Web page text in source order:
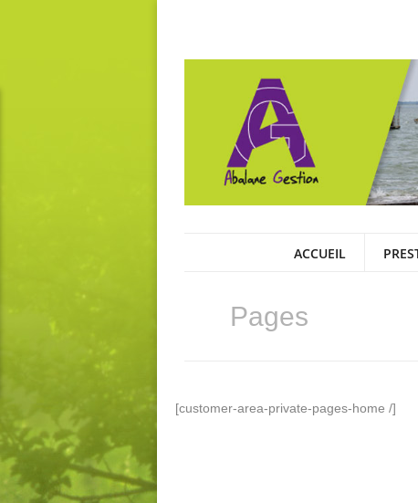
ACCUEIL
Pages
[customer-area-private-pages-home /]